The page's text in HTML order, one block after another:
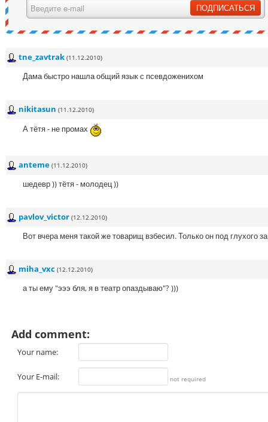
tne_zavtrak (11.12.2010)
Дама быстро нашла общий язык с псевдоженихом
nikitasun (11.12.2010)
А тётя - не промах
anteme (11.12.2010)
шедевр )) тётя - молодец ))
pavlov_victor (12.12.2010)
Вот вчера меня такой же товарищ взбесил. Только он под глухого
miha_vxc (12.12.2010)
а ты ему "эээ бля, я в театр опаздываю"? )))
Add comment:
Your name:
Your E-mail: not required